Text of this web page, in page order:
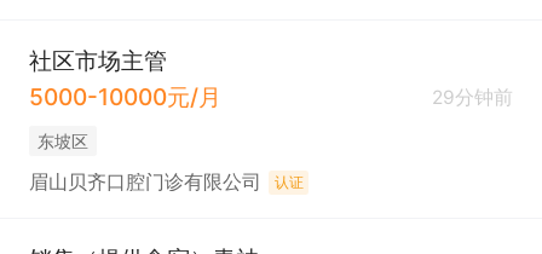
社区市场主管
5000-10000元/月
29分钟前
东坡区
眉山贝齐口腔门诊有限公司 认证